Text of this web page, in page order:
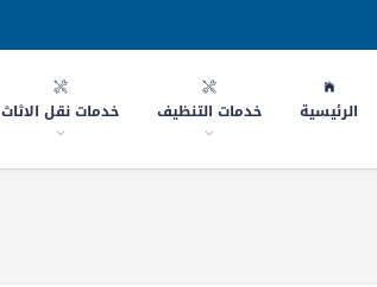
الرئيسية خدمات التنظيف خدمات نقل الاثاث